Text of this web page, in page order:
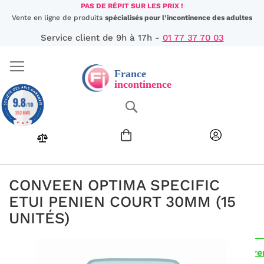
Aller
au
PAS DE RÉPIT SUR LES PRIX !
Vente en ligne de produits spécialisés pour l’incontinence des adultes
Service client de 9h à 17h - 01 77 37 70 03
CONVEEN OPTIMA SPECIFIC
ETUI PENIEN COURT 30MM (15
UNITÉS)
Produit éligible au
9.8/10
352 AVIS